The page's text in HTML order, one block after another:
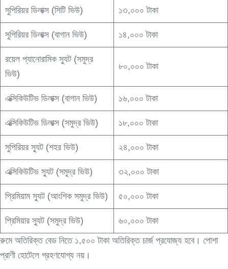
সুপিরিয়র ডিলাক্স (সিটি ভিউ) ১৩,০০০ টাকা
সুপিরিয়র ডিলাক্স (বাগান ভিউ) ১৪,০০০ টাকা
রয়েল প্যানোরামিক স্যুট (সমুদ্র
ভিউ)
৮০,০০০ টাকা
এক্সিকিউটিভ ডিলাক্স (বাগান ভিউ) ১৬,০০০ টাকা
এক্সিকিউটিভ ডিলাক্স (সমুদ্র ভিউ) ১৮,০০০ টাকা
সুপিরিয়র স্যুট (শহর ভিউ) ২৪,০০০ টাকা
এক্সিকিউটিভ স্যুট (সমুদ্র ভিউ) ৩২,০০০ টাকা
প্রিমিয়াম স্যুট (আংশিক সমুদ্র ভিউ) ৫০,০০০ টাকা
প্রিমিয়ার স্যুট (সমুদ্র ভিউ)
৬০,০০০ টাকা
রুমে অতিরিক্ত বেড নিতে ১,৫০০ টাকা অতিরিক্ত চার্জ প্রযোজ্য হবে। পোশা
প্রাণী হোটেলে গ্রহণযোগ্য নয়।